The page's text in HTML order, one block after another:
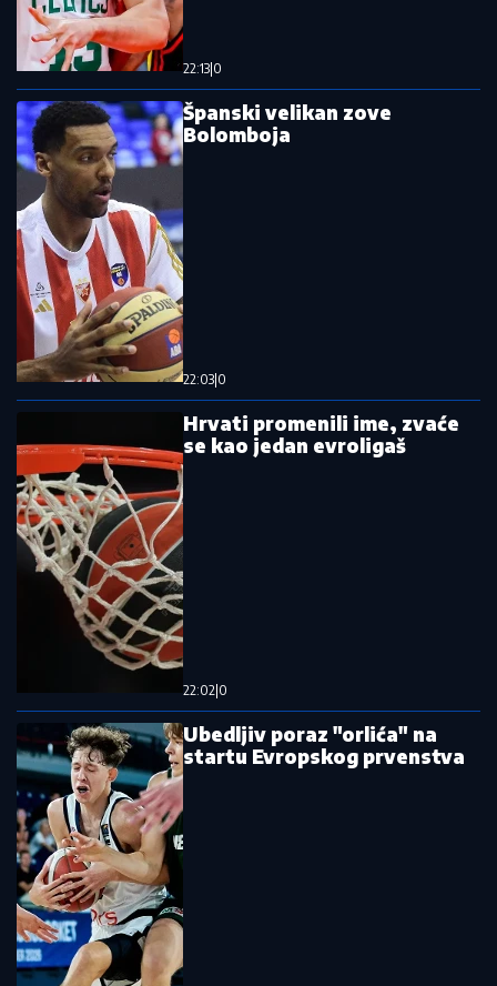
Rešetao po Superligi, bio blizu prelaska
u Zvezdu, a sada stiže u komšiluk
Nema promene plana - bojkot ostaje na
Pročitajte još
Nenametljivo i bez protokola: Viktor Orban se pojavio
u Guči, saboraši ostali u šoku kad su videli
obezbeđenje!
Prevara na pijaci šokirala sve:
Kupovali jaja kod bake, pa saznali
odakle stvarno dolaze
Ako vam veš-mašina skače tokom
centrifuge, isprobajte ovaj trik: Ne
košta vas ni dinar